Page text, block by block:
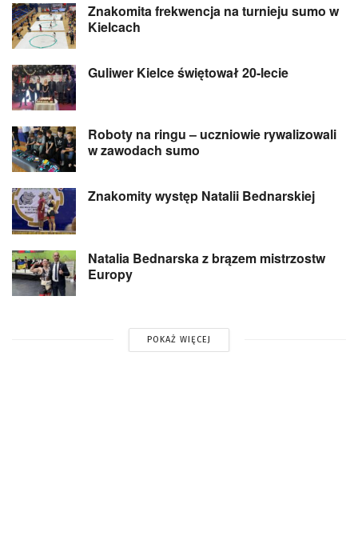
Znakomita frekwencja na turnieju sumo w
Kielcach
Guliwer Kielce świętował 20-lecie
Roboty na ringu – uczniowie rywalizowali
w zawodach sumo
Znakomity występ Natalii Bednarskiej
Natalia Bednarska z brązem mistrzostw
Europy
POKAŻ WIĘCEJ